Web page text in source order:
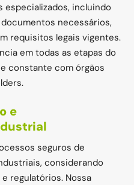
incluindo
documentos necessários,
requisitos legais vigentes.
em todas as etapas do
constante com órgãos
e
seguros de
considerando
regulatórios. Nossa